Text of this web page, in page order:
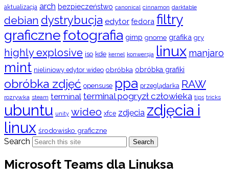
aktualizacja arch bezpieczeństwo canonical cinnamon darktable
debian dystrybucja edytor fedora filtry
graficznefotografia gimp gnome grafika gry
highly explosive iso kde kernel konwersja linux manjaro
mint nieliniowy edytor wideo obróbka obróbka grafiki
obróbka zdjęć opensuse ppa przeglądarka RAW
rozrywka steam terminal terminal pogryzł człowieka tips tricks
ubuntu unity wideo xfce zdjęcia zdjęcia i
linux środowisko graficzne
Search Search
Microsoft Teams dla Linuksa